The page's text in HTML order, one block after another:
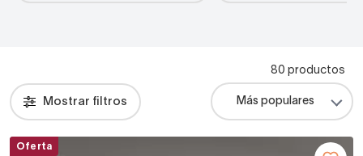
Mostrar filtros
80 productos
Oferta